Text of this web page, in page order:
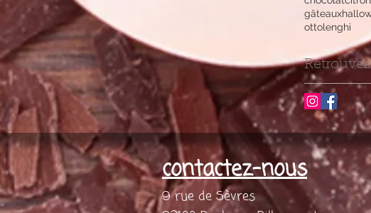
gâteaux
ottolenghi
contactez-nous
9 rue de Sèvres